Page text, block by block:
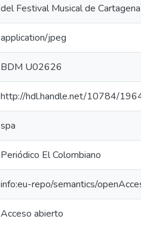
del Festival Musical de Cartagena
application/jpeg
BDM U02626
http://hdl.handle.net/10784/19645
spa
Periódico El Colombiano
info:eu-repo/semantics/openAccess
Acceso abierto